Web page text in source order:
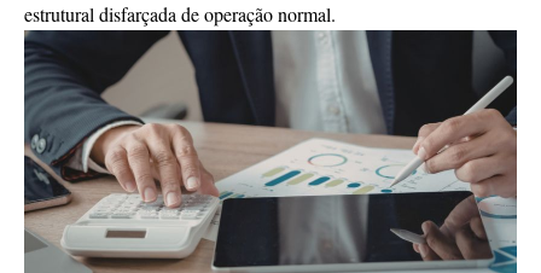
estrutural disfarçada de operação normal.